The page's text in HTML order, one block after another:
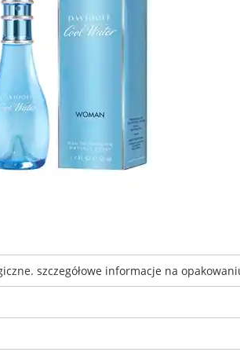
szczegółowe informacje na